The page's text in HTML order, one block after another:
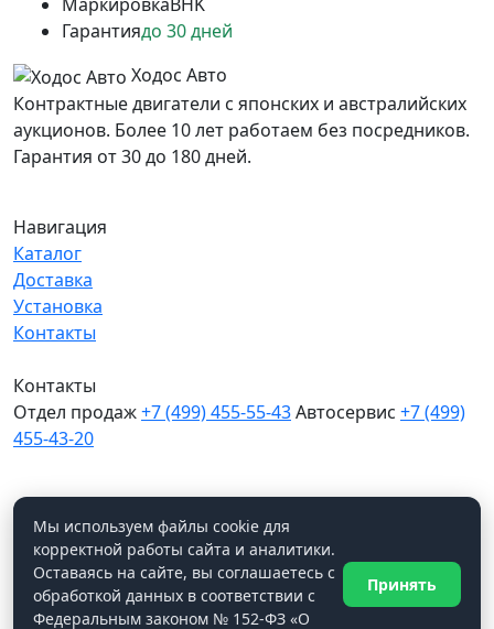
Гарантиядо 30 дней
Ходос Авто
Контрактные двигатели с японских и австралийских
аукционов. Более 10 лет работаем без посредников.
Гарантия от 30 до 180 дней.
Навигация
Каталог
Доставка
Установка
Контакты
Контакты
Отдел продаж+7 (499) 455-55-43Автосервис +7 (499)
455-43-20
Мы в соцсетях
WhatsApp
© Ходос Авто, 2026. Все права защищены.
Мы используем файлы cookie для
корректной работы сайта и аналитики.
Оставаясь на сайте, вы соглашаетесь с
обработкой данных в соответствии с
Федеральным законом № 152-ФЗ «О
Принять